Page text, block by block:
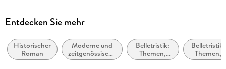
Rowohlt eBooks
englisch
Kopierschutz
Hoher Farbkontrast für bessere Lesbarkeit
ARIA-Rollen vorhanden
Entdecken Sie mehr
Historischer
Roman
Moderne und
zeitgenössische
Belletristik:
Belletristik:
Themen,
Stoffe,
Belletristik:
Themen,
Stoffe,